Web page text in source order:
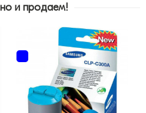
и продаем!